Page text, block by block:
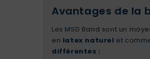
Avantages de la
Les MSD Band sont un
en latex naturel et
différentes :